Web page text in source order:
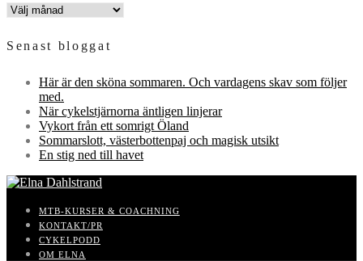
INLÄGGSARKIV
Senast bloggat
Här är den sköna sommaren. Och vardagens skav som följer
med.
När cykelstjärnorna äntligen linjerar
Vykort från ett somrigt Öland
Sommarslott, västerbottenpaj och magisk utsikt
En stig ned till havet
MTB-KURSER & COACHNING
KONTAKT/PR
CYKELPODD
OM ELNA